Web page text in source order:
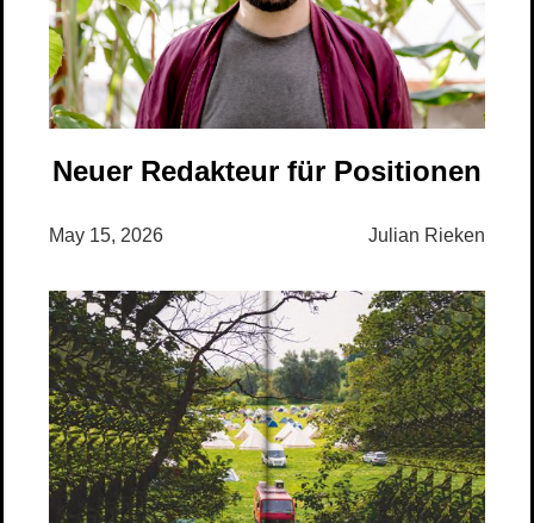
Neuer Redakteur für Positionen
May 15, 2026 Julian Rieken